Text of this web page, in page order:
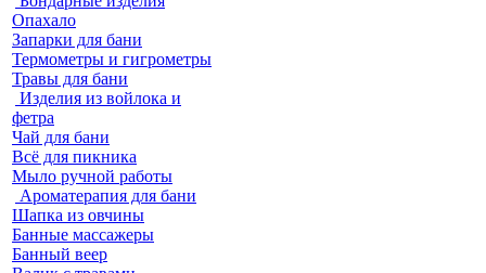
Опахало
Запарки для бани
Термометры и гигрометры
Травы для бани
Изделия из войлока и
фетра
Чай для бани
Всё для пикника
Мыло ручной работы
Ароматерапия для бани
Шапка из овчины
Банные массажеры
Банный веер